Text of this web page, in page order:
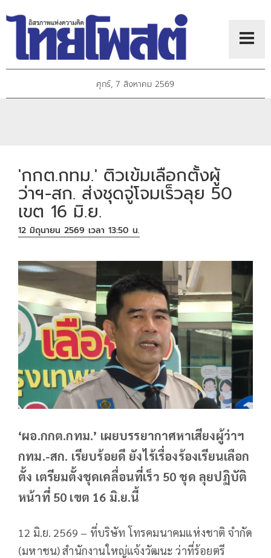
ศุกร์, 7 สิงหาคม 2569
'กกต.กทม.' ติวเข้มเลือกตั้งผู้
ว่าฯ-สก. ส่งชุดจู่โจมเร็วลุย 50
เขต 16 มิ.ย.
12 มิถุนายน 2569 เวลา 13:50 น.
‘ผอ.กกต.กทม.’ เผยบรรยากาศหาเสียงผู้ว่าฯ
กทม.-สก. เรียบร้อยดี ยังไร้เรื่องร้องเรียนเลือก
ตั้ง เตรียมตั้งชุดเคลื่อนที่เร็ว 50 ชุด ลุยปฏิบัติ
หน้าที่ 50 เขต 16 มิ.ย.นี้
12 มิ.ย. 2569 – ที่บริษัท โทรคมนาคมแห่งชาติ จำกัด
(มหาชน) สำนักงานใหญ่แจ้งวัฒนะ ว่าที่ร้อยตรี